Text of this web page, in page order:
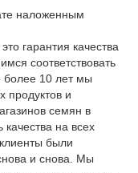
наложенным
гарантия качества
соответствовать
более 10 лет мы
продуктов и
семян в
на всех
были
и снова. Мы